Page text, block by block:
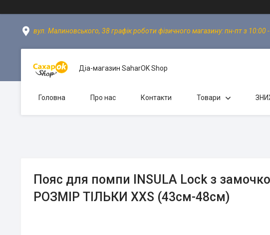
вул. Малиновського, 38 графік роботи фізичного магазину: пн-пт з 10:00
Діа-магазин SaharOK Shop
Головна Про нас Контакти Товари
Пояс для помпи INSULA Lock з
РОЗМІР ТІЛЬКИ XXS (43см-48см)